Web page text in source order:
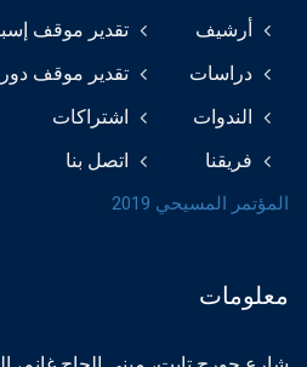
أرشيف
دراسات
الندوات
فريقنا
تقدير موقف
تقدير موقف
اشتراكات
اتصل بنا
المؤتمر المسيحي 2019
معلومات